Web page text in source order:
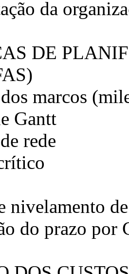
da
DE
marcos
Gantt
rede
nivelamento
do prazo por